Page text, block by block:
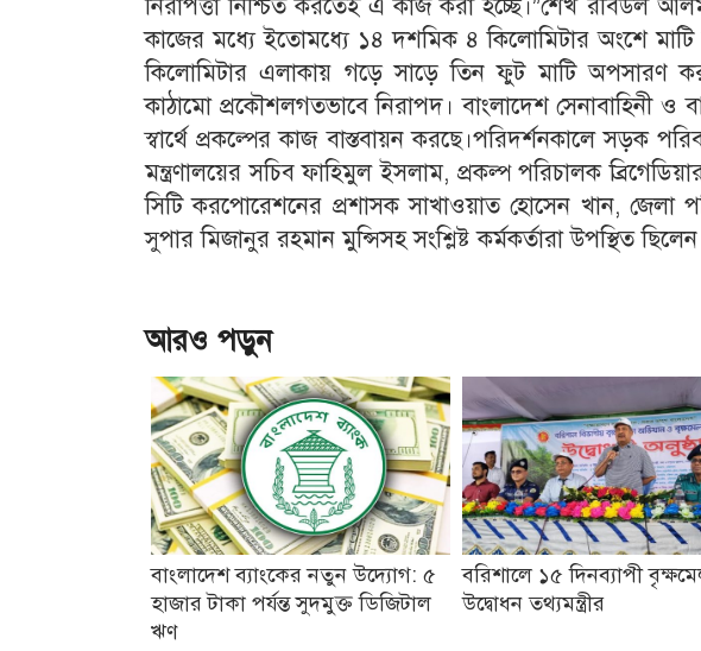
নিরাপত্তা নিশ্চিত করতেই এ কাজ করা হচ্ছে।”শেখ রবিউল
কাজের মধ্যে ইতোমধ্যে ১৪ দশমিক ৪ কিলোমিটার অংশে
কিলোমিটার এলাকায় গড়ে সাড়ে তিন ফুট মাটি অপসারণ
কাঠামো প্রকৌশলগতভাবে নিরাপদ। বাংলাদেশ সেনাবাহিনী ও
স্বার্থে প্রকল্পের কাজ বাস্তবায়ন করছে।পরিদর্শনকালে সড়ক
মন্ত্রণালয়ের সচিব ফাহিমুল ইসলাম, প্রকল্প পরিচালক
সিটি করপোরেশনের প্রশাসক সাখাওয়াত হোসেন খান, জেলা
সুপার মিজানুর রহমান মুন্সিসহ সংশ্লিষ্ট কর্মকর্তারা উপস্থিত
আরও পড়ুন
বাংলাদেশ ব্যাংকের নতুন উদ্যোগ: ৫
হাজার টাকা পর্যন্ত সুদমুক্ত ডিজিটাল
ঋণ
বরিশালে ১৫ দিনব্যাপী
উদ্বোধন তথ্যমন্ত্রীর